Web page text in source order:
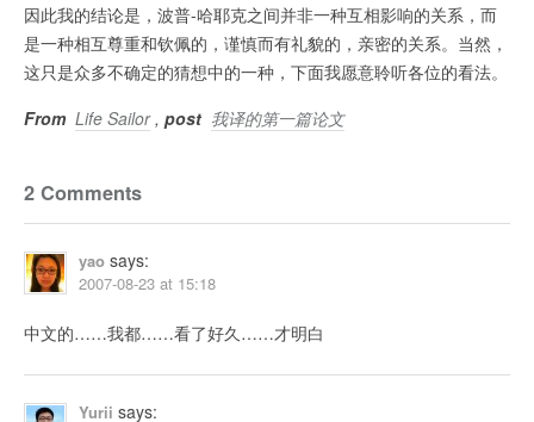
因此我的结论是，波普-哈耶克之间并非一种互相影响的关系，而
是一种相互尊重和钦佩的，谨慎而有礼貌的，亲密的关系。当然，
这只是众多不确定的猜想中的一种，下面我愿意聆听各位的看法。
From Life Sailor , post 我译的第一篇论文
2 Comments
yao says:
2007-08-23 at 15:18
中文的……我都……看了好久……才明白
Yurii says: